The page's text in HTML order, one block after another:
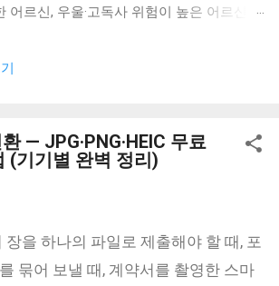
어르신, 우울·고독사 위험이 높은 어르신을
존 6개 노인돌봄사업을 통합해 만든 서비
복지사와 생활지원사가 어르신 가정을 직
1월 (6개 노인돌봄사업 통합) 소관 보건복
료 무료 서비스 기간 승인 다음날부터 1년
기관 시·군·구 위탁기관 (전담 사회복지사
민기초생활수급자 차상위계층 기초연금
충족하더라도 아래 요보호 상황에 해당해
— JPG·PNG·HEIC 무료
(기기별 완벽 정리)
장을 하나의 파일로 제출해야 할 때, 포
묶어 보낼 때, 계약서를 촬영한 스마